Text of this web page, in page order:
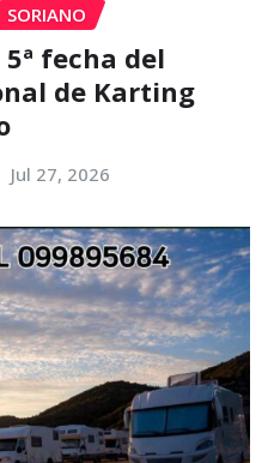
SORIANO
fecha del
de Karting
Jul 27, 2026